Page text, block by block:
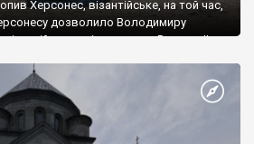
Херсонес, візантійське, на той час,
дозволило Володимиру
імператору Василю ІІ, та
язичник, став Василем-християнином.
Русі. На честь Херсонесу Таврійського